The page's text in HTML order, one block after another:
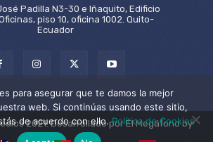
Padilla N3-30 e Iñaquito, Edificio
piso 10, oficina 1002. Quito-
Ecuador
2021. Desarrollado por El Megáfono by
para asegurar que te damos la mejor
web. Si continúas usando este sitio,
de acuerdo con ello.Política de Cookies